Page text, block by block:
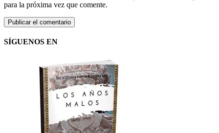
para la próxima vez que comente.
SÍGUENOS EN